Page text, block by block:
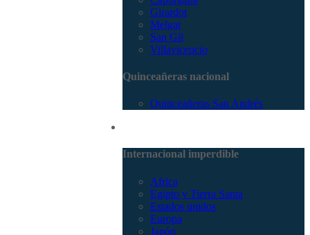
Girardot
Melgar
San Gil
Villavicencio
Quinceañeras nacional
Quinceañeras San Andrés
Internacional imperdible
Africa
Egipto y Tierra Santa
Estados unidos
Europa
Japón